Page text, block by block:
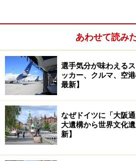
コスプレイヤーが集結する「日本デ
日本ではあまり観光地としてのイ
ルドルフですが、じつは古くから
あり、たくさんの日本企業が欧州
は約7000人もの日本人が住む欧州
て有名で、「ドイツの中の日本」
の結びつきが強い街なのです。
ルフ空港行きの直行便も就航し
あわせて読み
選手気分が味わえる
ッカー、クルマ、空
最新】
なぜドイツに「大阪
大遺構から世界文化
新】